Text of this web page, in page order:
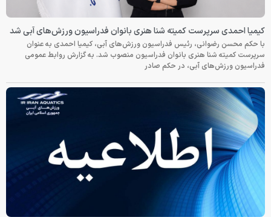
کیمیا احمدی سرپرست کمیته شنا هنری بانوان فدراسیون ورزش‌های آبی شد
با حکم محسن رضوانی، رئیس فدراسیون ورزش‌های آبی، کیمیا احمدی به عنوان
سرپرست کمیته شنا هنری بانوان فدراسیون منصوب شد. به گزارش روابط عمومی
فدراسیون ورزش‌های آبی، در حکم صادر